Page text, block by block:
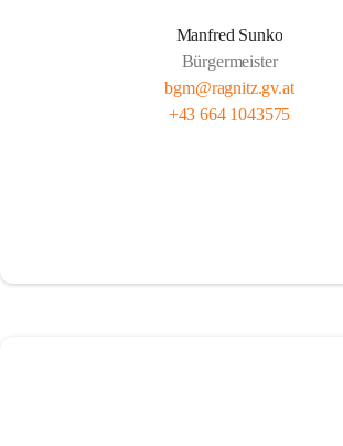
Manfred Sunko
Bürgermeister
bgm@ragnitz.gv.at
+43 664 1043575